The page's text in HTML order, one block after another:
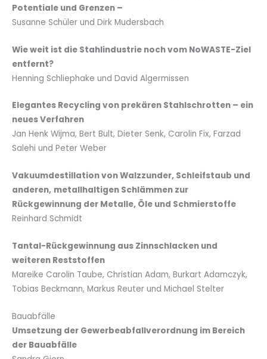
Potentiale und Grenzen –
Susanne Schüler und Dirk Mudersbach
Wie weit ist die Stahlindustrie noch vom NoWASTE-Ziel
entfernt?
Henning Schliephake und David Algermissen
Elegantes Recycling von prekären Stahlschrotten – ein
neues Verfahren
Jan Henk Wijma, Bert Bult, Dieter Senk, Carolin Fix, Farzad
Salehi und Peter Weber
Vakuumdestillation von Walzzunder, Schleifstaub und
anderen, metallhaltigen Schlämmen zur
Rückgewinnung der Metalle, Öle und Schmierstoffe
Reinhard Schmidt
Tantal-Rückgewinnung aus Zinnschlacken und
weiteren Reststoffen
Mareike Carolin Taube, Christian Adam, Burkart Adamczyk,
Tobias Beckmann, Markus Reuter und Michael Stelter
Bauabfälle
Umsetzung der Gewerbeabfallverordnung im Bereich
der Bauabfälle